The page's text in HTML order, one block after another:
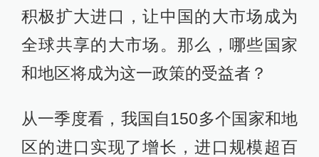
积极扩大进口，让中国的大市场成为
全球共享的大市场。那么，哪些国家
和地区将成为这一政策的受益者？
从一季度看，我国自150多个国家和地
区的进口实现了增长，进口规模超百